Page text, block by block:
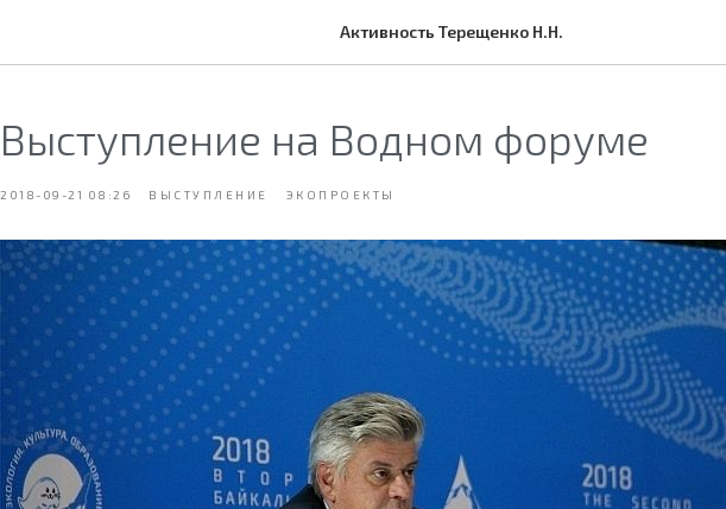
Активность Терещенко Н.Н.
Выступление на Водном форуме
2018-09-21 08:26 ВЫСТУПЛЕНИЕ ЭКОПРОЕКТЫ